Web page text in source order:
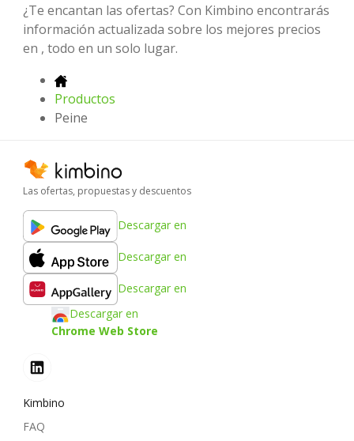
¿Te encantan las ofertas? Con Kimbino encontrarás
información actualizada sobre los mejores precios
en , todo en un solo lugar.
Productos
Peine
Las ofertas, propuestas y descuentos
Descargar en
Descargar en
Descargar en
Descargar en
Chrome Web Store
Kimbino
FAQ